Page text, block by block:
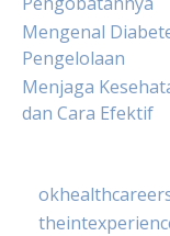
Mengenal
Pengelolaan
Menjaga
dan Cara Efektif